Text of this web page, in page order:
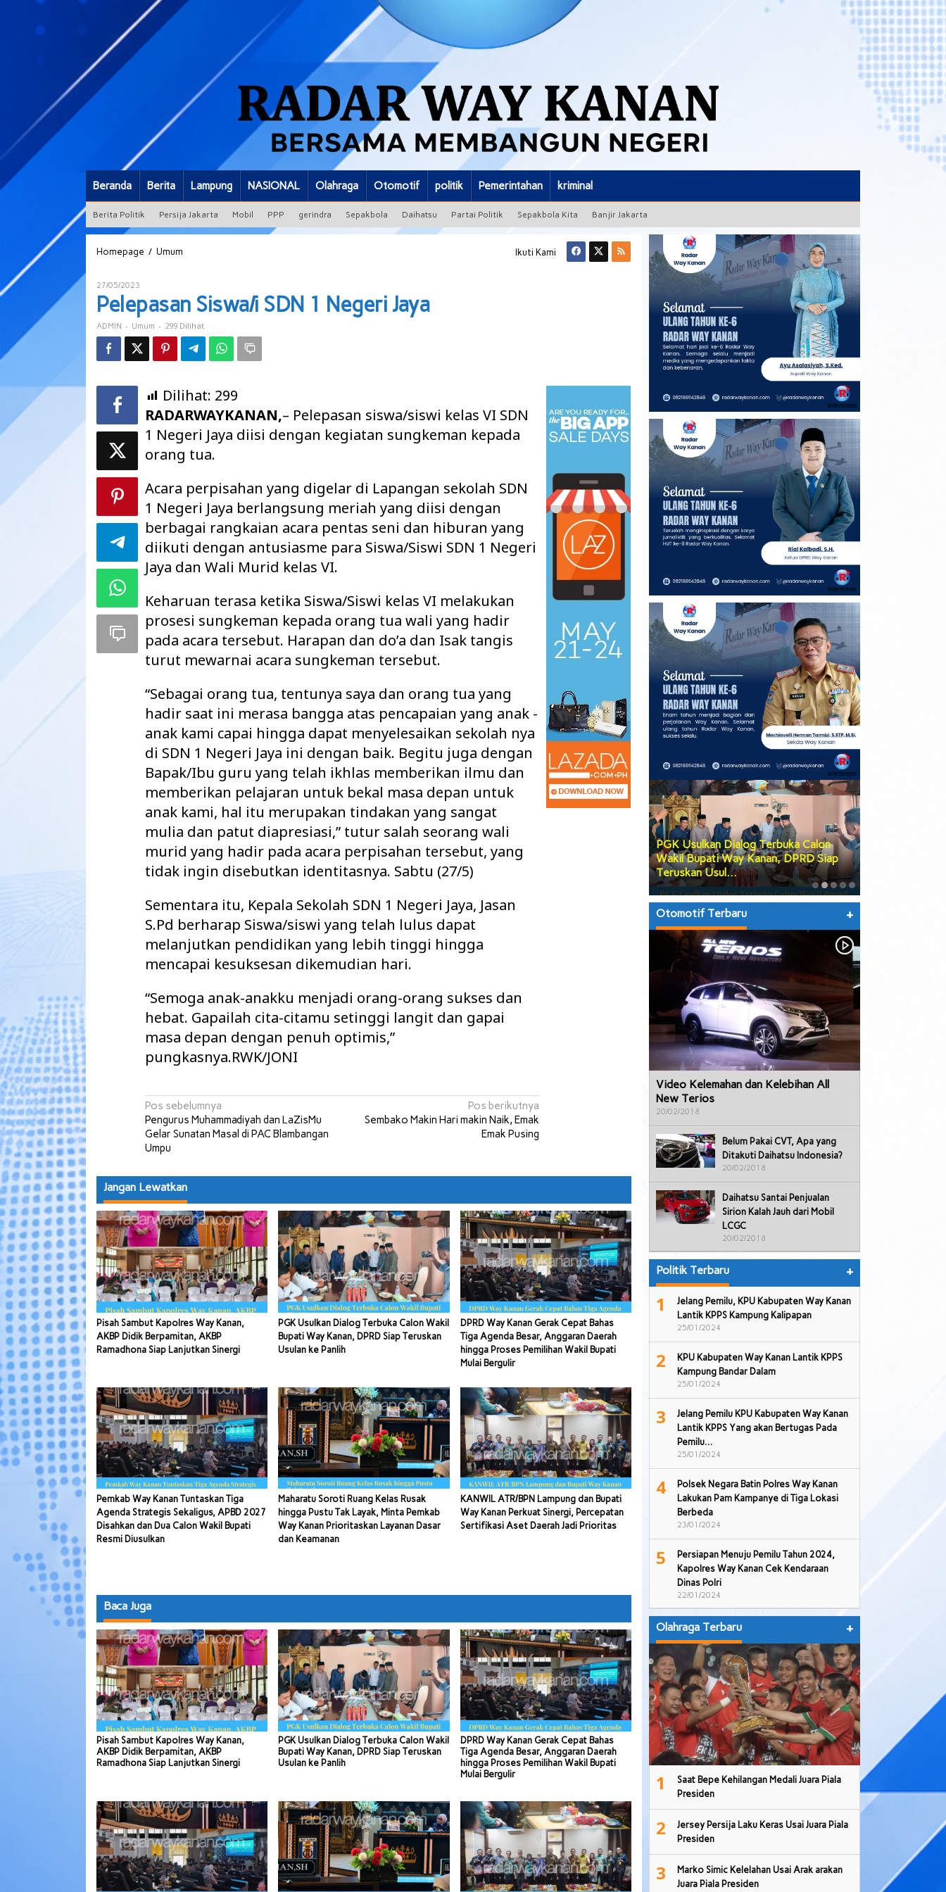
Beranda Berita Lampung NASIONAL Olahraga Otomotif politik Pemerintahan kriminal
Berita Politik Persija Jakarta Mobil PPP gerindra Sepakbola Daihatsu Partai Politik Sepakbola Kita Banjir Jakarta
Homepage / Umum
Negeri
Ikuti Kami
27/05/2023
Pelepasan Siswa/i SDN 1 Negeri Jaya
ADMIN - Umum - 299 Dilihat
Dilihat: 299
RADARWAYKANAN,– Pelepasan siswa/siswi kelas VI SDN
1 Negeri Jaya diisi dengan kegiatan sungkeman kepada
orang tua.
Acara perpisahan yang digelar di Lapangan sekolah SDN
1 Negeri Jaya berlangsung meriah yang diisi dengan
berbagai rangkaian acara pentas seni dan hiburan yang
diikuti dengan antusiasme para Siswa/Siswi SDN 1 Negeri
Jaya dan Wali Murid kelas VI.
Keharuan terasa ketika Siswa/Siswi kelas VI melakukan
prosesi sungkeman kepada orang tua wali yang hadir
pada acara tersebut. Harapan dan do’a dan Isak tangis
turut mewarnai acara sungkeman tersebut.
“Sebagai orang tua, tentunya saya dan orang tua yang
hadir saat ini merasa bangga atas pencapaian yang anak -
anak kami capai hingga dapat menyelesaikan sekolah nya
di SDN 1 Negeri Jaya ini dengan baik. Begitu juga dengan
Bapak/Ibu guru yang telah ikhlas memberikan ilmu dan
memberikan pelajaran untuk bekal masa depan untuk
anak kami, hal itu merupakan tindakan yang sangat
mulia dan patut diapresiasi,” tutur salah seorang wali
murid yang hadir pada acara perpisahan tersebut, yang
tidak ingin disebutkan identitasnya. Sabtu (27/5)
Sementara itu, Kepala Sekolah SDN 1 Negeri Jaya, Jasan
S.Pd berharap Siswa/siswi yang telah lulus dapat
melanjutkan pendidikan yang lebih tinggi hingga
mencapai kesuksesan dikemudian hari.
“Semoga anak-anakku menjadi orang-orang sukses dan
hebat. Gapailah cita-citamu setinggi langit dan gapai
masa depan dengan penuh optimis,”
pungkasnya.RWK/JONI
Navigasi
pos
Pos sebelumnya
Pengurus Muhammadiyah dan LaZisMu
Gelar Sunatan Masal di PAC Blambangan
Umpu
Pos berikutnya
Sembako Makin Hari makin Naik, Emak
Emak Pusing
Jangan Lewatkan
Pisah Sambut Kapolres Way Kanan,
AKBP Didik Berpamitan, AKBP
Ramadhona Siap Lanjutkan Sinergi
PGK Usulkan Dialog Terbuka Calon Wakil
Bupati Way Kanan, DPRD Siap Teruskan
Usulan ke Panlih
DPRD Way Kanan Gerak Cepat Bahas
Tiga Agenda Besar, Anggaran Daerah
hingga Proses Pemilihan Wakil Bupati
Mulai Bergulir
Pemkab Way Kanan Tuntaskan Tiga
Agenda Strategis Sekaligus, APBD 2027
Disahkan dan Dua Calon Wakil Bupati
Resmi Diusulkan
Maharatu Soroti Ruang Kelas Rusak
hingga Pustu Tak Layak, Minta Pemkab
Way Kanan Prioritaskan Layanan Dasar
dan Keamanan
KANWIL ATR/BPN Lampung dan Bupati
Way Kanan Perkuat Sinergi, Percepatan
Sertifikasi Aset Daerah Jadi Prioritas
Baca Juga
Pisah Sambut Kapolres Way Kanan,
AKBP Didik Berpamitan, AKBP
Ramadhona Siap Lanjutkan Sinergi
PGK Usulkan Dialog Terbuka Calon Wakil
Bupati Way Kanan, DPRD Siap Teruskan
Usulan ke Panlih
DPRD Way Kanan Gerak Cepat Bahas
Tiga Agenda Besar, Anggaran Daerah
hingga Proses Pemilihan Wakil Bupati
Mulai Bergulir
Maharatu Soroti Ruang Kelas Rusak
hingga Pustu Tak Layak, Minta Pemkab
Way Kanan…
Pisah Sambut Kapolres Way Kanan,
AKBP Didik Berpamitan, AKBP
Ramadhona Siap Lanj…
PGK Usulkan Dialog Terbuka Calon
Wakil Bupati Way Kanan, DPRD Siap
Teruskan Usul…
Otomotif Terbaru +
Video Kelemahan dan Kelebihan All
New Terios
20/02/2018
Belum Pakai CVT, Apa yang
Ditakuti Daihatsu Indonesia?
20/02/2018
Daihatsu Santai Penjualan
Sirion Kalah Jauh dari Mobil
LCGC
20/02/2018
Politik Terbaru +
1
Jelang Pemilu, KPU Kabupaten Way Kanan
Lantik KPPS Kampung Kalipapan
25/01/2024
2
KPU Kabupaten Way Kanan Lantik KPPS
Kampung Bandar Dalam
25/01/2024
3
Jelang Pemilu KPU Kabupaten Way Kanan
Lantik KPPS Yang akan Bertugas Pada
Pemilu…
25/01/2024
4
Polsek Negara Batin Polres Way Kanan
Lakukan Pam Kampanye di Tiga Lokasi
Berbeda
23/01/2024
5
Persiapan Menuju Pemilu Tahun 2024,
Kapolres Way Kanan Cek Kendaraan
Dinas Polri
22/01/2024
Olahraga Terbaru +
1
Saat Bepe Kehilangan Medali Juara Piala
Presiden
2
Jersey Persija Laku Keras Usai Juara Piala
Presiden
3
Marko Simic Kelelahan Usai Arak arakan
Juara Piala Presiden